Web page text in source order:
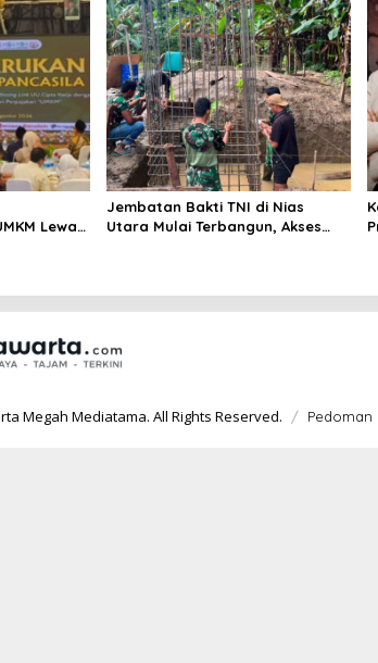
Lewat
Jembatan Bakti TNI di Nias
Utara Mulai Terbangun, Akses
Megah Mediatama. All Rights Reserved. Pedoman